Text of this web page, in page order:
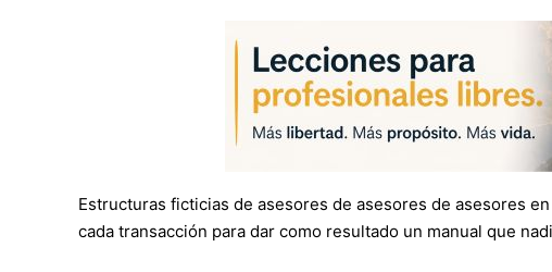
Estructuras ficticias de asesores de asesores de asesores
cada transacción para dar como resultado un manual que